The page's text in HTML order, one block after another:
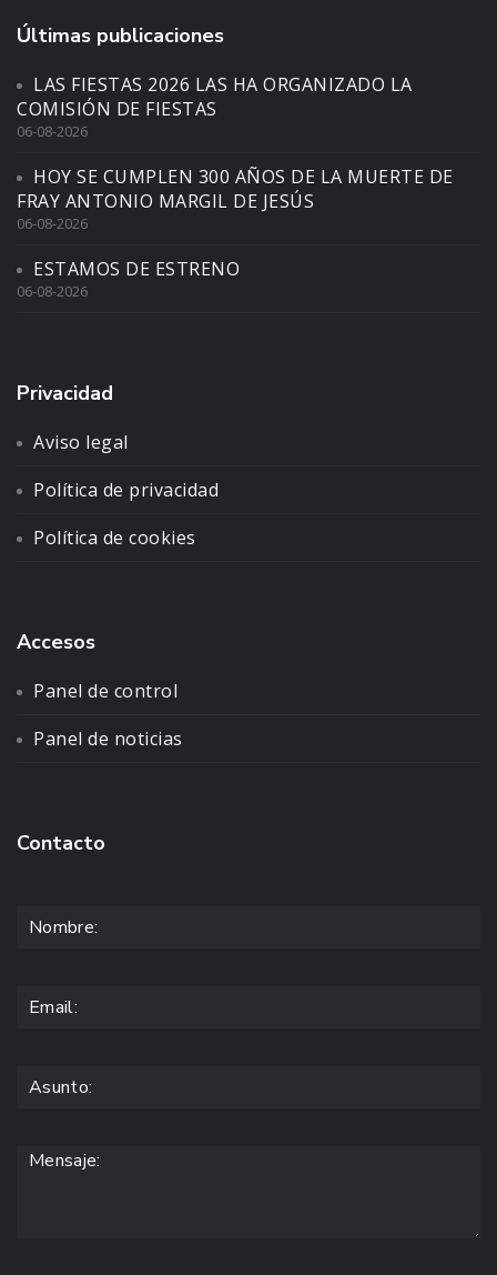
Últimas publicaciones
LAS FIESTAS 2026 LAS HA ORGANIZADO LA
COMISIÓN DE FIESTAS
06-08-2026
HOY SE CUMPLEN 300 AÑOS DE LA MUERTE DE
FRAY ANTONIO MARGIL DE JESÚS
06-08-2026
ESTAMOS DE ESTRENO
06-08-2026
Privacidad
Aviso legal
Política de privacidad
Política de cookies
Accesos
Panel de control
Panel de noticias
Contacto